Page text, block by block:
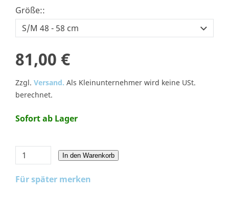
Größe::
81,00 €
Zzgl. Versand. Als Kleinunternehmer wird keine USt.
berechnet.
Sofort ab Lager
In den Warenkorb
Für später merken